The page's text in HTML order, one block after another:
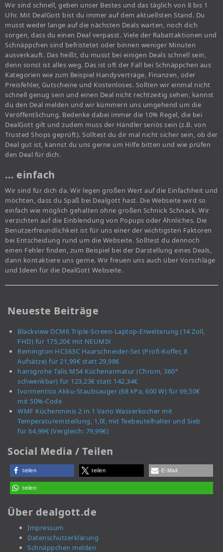
Wir sind schnell, geben unser Bestes und das täglich von 8 bis 1
Uhr. Mit DealGott bist du immer auf dem aktuellsten Stand. Du
musst weder lange auf die nächsten Deals warten, noch dich
sorgen, dass du einen Deal verpasst. Viele der Rabattaktionen und
Schnäppchen sind befristetet oder binnen weniger Minuten
ausverkauft. Das heißt, du musst bei einigen Deals schnell sein,
denn sonst ist alles weg. Das ist oft der Fall bei Schnäppchen aus
Kategorien wie zum Beispiel Handyverträge, Finanzen, oder
Preisfehler, Gutscheine und Kostenloses. Sollten wir einmal nicht
schnell genug sein und einen Deal nicht rechtzeitig sehen, kannst
du den Deal melden und wir kümmern uns umgehend um die
Veröffentlichung. Bedenke dabei immer die 10% Regel, die bei
DealGott gilt und zudem muss der Händler seriös sein (z.B. von
Trusted Shops geprüft). Solltest du dir mal nicht sicher sein, ob der
Deal gut ist, kannst du uns gerne um Hilfe bitten und wie prüfen
den Deal für dich.
… einfach
Wir sind für dich da. Wir legen großen Wert auf die Einfachheit und
möchten, dass du Spaß bei Dealgott hast. Die Webseite wird so
einfach wie möglich gehalten ohne großen Schnick Schnack. Wir
verzichten auf die Einblendung von Popups oder Ähnliches. Die
Benutzerfreundlichkeit ist für uns einer der wichtigsten Faktoren
bei Entscheidung rund um die Webseite. Solltest du dennoch
einen Fehler finden, zum Beispiel bei der Darstellung eines Deals,
dann kontaktiere uns gerne. Wir freuen uns auch über Vorschläge
und Ideen für die DealGott Webseite.
Neueste Beiträge
Blackview DCM6 Triple-Screen-Laptop-Erweiterung (14 Zoll,
FHD) für 175,20€ mit NEUMIX
Remington HC363C Haarschneider-Set (Profi-Koffer, 8
Aufsätze) für 21,99€ statt 29,98€
hansgrohe Talis M54 Küchenarmatur (Chrom, 360°
schwenkbar) für 123,23€ statt 142,34€
Ivormentico Akku-Staubsauger (68 kPa, 600 W) für 69,50€
mit 50%-Code
WMF Küchenminis 2 in 1 Vario Wasserkocher mit
Temperatureinstellung, 1,0l, mit Teebeutelhalter und Sieb
für 64,99€ (Vergleich: 79,99€)
Social Media / Teilen
teilen teilen E-Mail
teilen
Über dealgott.de
Impressum
Datenschutzerklärung
Schnäppchen melden